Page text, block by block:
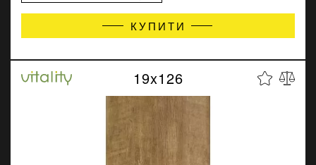
КУПИТИ
19x126